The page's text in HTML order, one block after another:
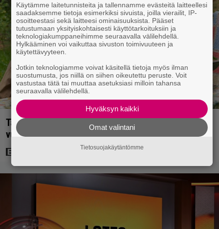
Tänään tv:ssä: Koskettava kotimainen elokuva
vuodelta 2020 – ”Tehty isolla sydämellä”
Käytämme laitetunnisteita ja tallennamme evästeitä laitteellesi
saadaksemme tietoja esimerkiksi sivuista, joilla vierailit, IP-
osoitteestasi sekä laitteesi ominaisuuksista. Pääset
tutustumaan yksityiskohtaisesti käyttötarkoituksiin ja
teknologiakumppaneihimme seuraavalla välilehdellä.
Hylkääminen voi vaikuttaa sivuston toimivuuteen ja
käytettävyyteen.
Jotkin teknologiamme voivat käsitellä tietoja myös ilman
suostumusta, jos niillä on siihen oikeutettu peruste. Voit
vastustaa tätä tai muuttaa asetuksiasi milloin tahansa
seuraavalla välilehdellä.
Hyväksyn kaikki
Omat valintani
Tietosuojakäytäntömme